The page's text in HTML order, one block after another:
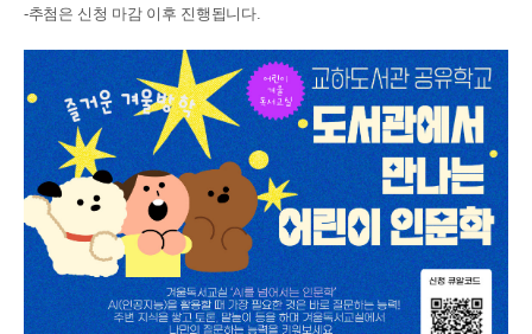
-추첨은 신청 마감 이후 진행됩니다.